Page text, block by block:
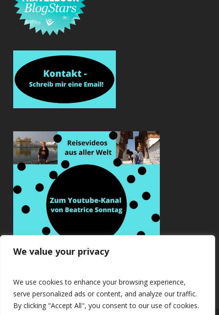
We value your privacy
We use cookies to enhance your browsing experience,
serve personalized ads or content, and analyze our traffic.
By clicking "Accept All", you consent to our use of cookies.